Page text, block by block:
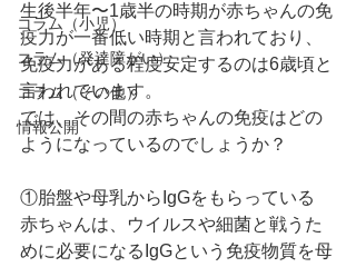
コラム（小児）
コラム（発達障がい）
コラム（その他）
情報公開
生後半年〜1歳半の時期が赤ちゃんの免
疫力が一番低い時期と言われており、
免疫力がある程度安定するのは6歳頃と
言われています。
では、その間の赤ちゃんの免疫はどの
ようになっているのでしょうか？
①胎盤や母乳からIgGをもらっている
赤ちゃんは、ウイルスや細菌と戦うた
めに必要になるIgGという免疫物質を母